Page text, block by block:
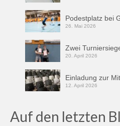
Podestplatz bei
26. Mai 2026
Zwei
20. April 2026
Einladung zur
12. April 2026
Auf den letzten